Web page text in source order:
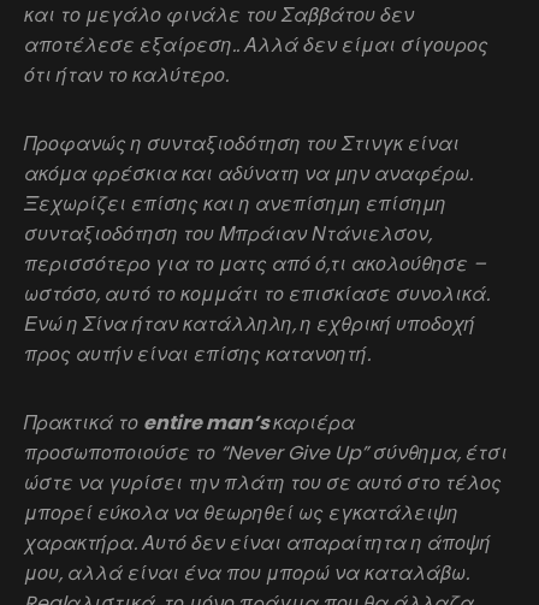
και το μεγάλο φινάλε του Σαββάτου δεν
αποτέλεσε εξαίρεση.. Αλλά δεν είμαι σίγουρος
ότι ήταν το καλύτερο.
Προφανώς η συνταξιοδότηση του Στινγκ είναι
ακόμα φρέσκια και αδύνατη να μην αναφέρω.
Ξεχωρίζει επίσης και η ανεπίσημη επίσημη
συνταξιοδότηση του Μπράιαν Ντάνιελσον,
περισσότερο για το ματς από ό,τι ακολούθησε –
ωστόσο, αυτό το κομμάτι το επισκίασε συνολικά.
Ενώ η Σίνα ήταν κατάλληλη, η εχθρική υποδοχή
προς αυτήν είναι επίσης κατανοητή.
Πρακτικά το entire man’sκαριέρα
προσωποποιούσε το “Never Give Up” σύνθημα, έτσι
ώστε να γυρίσει την πλάτη του σε αυτό στο τέλος
μπορεί εύκολα να θεωρηθεί ως εγκατάλειψη
χαρακτήρα. Αυτό δεν είναι απαραίτητα η άποψή
μου, αλλά είναι ένα που μπορώ να καταλάβω.